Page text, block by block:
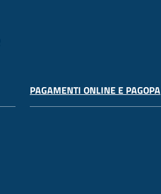
PAGAMENTI ONLINE E PAGOPA